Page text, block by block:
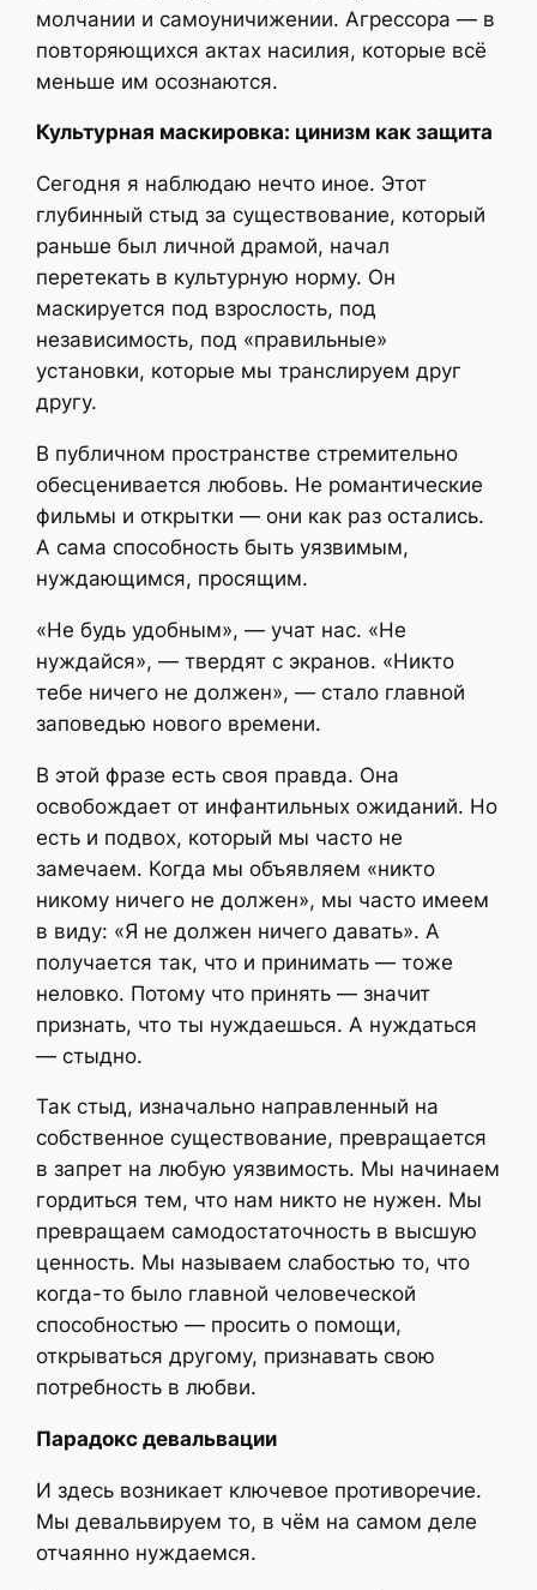
молчании и самоуничижении. Агрессора — в
повторяющихся актах насилия, которые всё
меньше им осознаются.
Культурная маскировка: цинизм как защита
Сегодня я наблюдаю нечто иное. Этот
глубинный стыд за существование, который
раньше был личной драмой, начал
перетекать в культурную норму. Он
маскируется под взрослость, под
независимость, под «правильные»
установки, которые мы транслируем друг
другу.
В публичном пространстве стремительно
обесценивается любовь. Не романтические
фильмы и открытки — они как раз остались.
А сама способность быть уязвимым,
нуждающимся, просящим.
«Не будь удобным», — учат нас. «Не
нуждайся», — твердят с экранов. «Никто
тебе ничего не должен», — стало главной
заповедью нового времени.
В этой фразе есть своя правда. Она
освобождает от инфантильных ожиданий. Но
есть и подвох, который мы часто не
замечаем. Когда мы объявляем «никто
никому ничего не должен», мы часто имеем
в виду: «Я не должен ничего давать». А
получается так, что и принимать — тоже
неловко. Потому что принять — значит
признать, что ты нуждаешься. А нуждаться
— стыдно.
Так стыд, изначально направленный на
собственное существование, превращается
в запрет на любую уязвимость. Мы начинаем
гордиться тем, что нам никто не нужен. Мы
превращаем самодостаточность в высшую
ценность. Мы называем слабостью то, что
когда-то было главной человеческой
способностью — просить о помощи,
открываться другому, признавать свою
потребность в любви.
Парадокс девальвации
И здесь возникает ключевое противоречие.
Мы девальвируем то, в чём на самом деле
отчаянно нуждаемся.